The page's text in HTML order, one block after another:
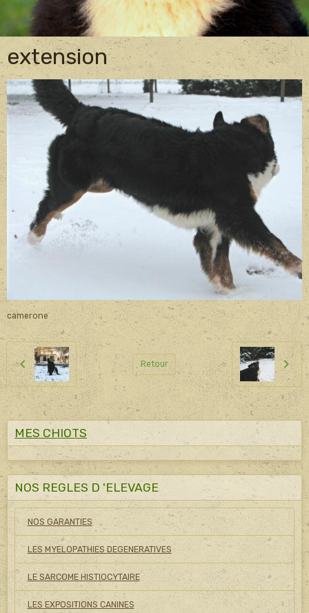
extension
camerone
Retour
MES CHIOTS
NOS REGLES D 'ELEVAGE
NOS GARANTIES
LES MYELOPATHIES DEGENERATIVES
LE SARCOME HISTIOCYTAIRE
LES EXPOSITIONS CANINES